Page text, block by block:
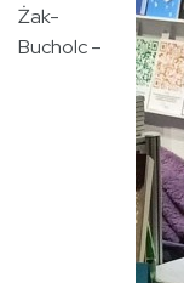
Żak-
Bucholc –